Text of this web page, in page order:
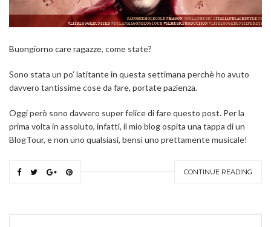
Buongiorno care ragazze, come state?
Sono stata un po’ latitante in questa settimana perchè ho avuto
davvero tantissime cose da fare, portate pazienza.
Oggi però sono davvero super felice di fare questo post. Per la
prima volta in assoluto, infatti, il mio blog ospita una tappa di un
BlogTour, e non uno qualsiasi, bensì uno prettamente musicale!
CONTINUE READING